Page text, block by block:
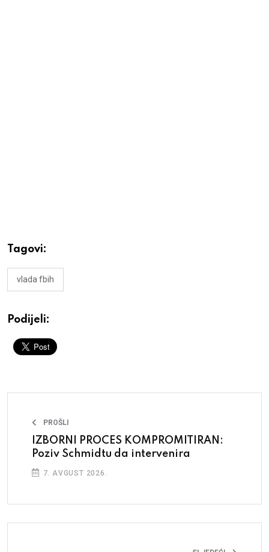
Tagovi:
vlada fbih
Podijeli:
PROŠLI
IZBORNI PROCES KOMPROMITIRAN:
Poziv Schmidtu da intervenira
7. AVGUST 2026.